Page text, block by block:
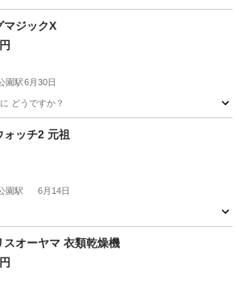
部山公園駅
マジックX
園駅6月30日
どうですか？
山公園駅 フィットネス、トレーニング
ォッチ2 元祖
園駅 6月14日
山公園駅 ポータブルゲーム
スオーヤマ 衣類乾燥機